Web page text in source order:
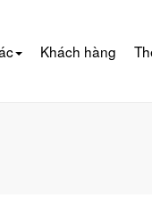
Khách hàng